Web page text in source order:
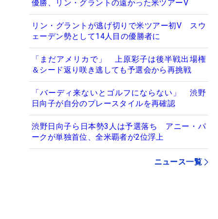
優勝、リン・グラントの遠かった米ツアーV
リン・グラントが逃げ切りで米ツアー初V スウ
ェーデン勢として14人目の優勝者に
「まだアメリカで」 上原彩子は後半戦出場権
＆シード返り咲き逃しても予選会から再挑戦
「バーディ来ないとゴルフにならない」 渋野
日向子が自分のプレースタイルを再確認
渋野日向子ら日本勢3人は予選落ち アニー・パ
ークが単独首位、全米覇者が2位浮上
ニュース一覧